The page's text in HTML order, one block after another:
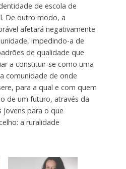
de escola de
De outro modo, a
afetará negativamente
impedindo-a de
de qualidade que
a constituir-se como uma
comunidade de onde
para a qual e com quem
de um futuro, através da
para o que
a ruralidade